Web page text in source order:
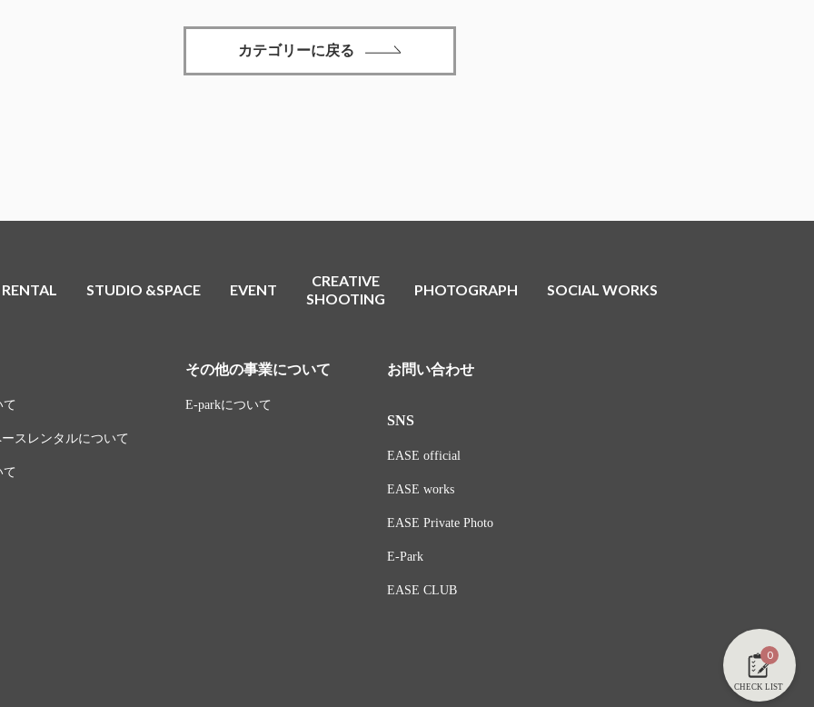
カテゴリーに戻る
0
CHECK LIST
RENTAL STUDIO &SPACE EVENT
CREATIVE
SHOOTING
PHOTOGRAPH SOCIAL WORKS
て
スレンタルについて
その他の事業について
E-parkについて
お問い合わせ
SNS
EASE official
EASE works
EASE Private Photo
E-Park
EASE CLUB